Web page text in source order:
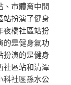
、市體育中間
站扮演了健身
夜橋社區站扮
的是健身氣功
扮演的是健身
社區站和清潭
科社區孫水公